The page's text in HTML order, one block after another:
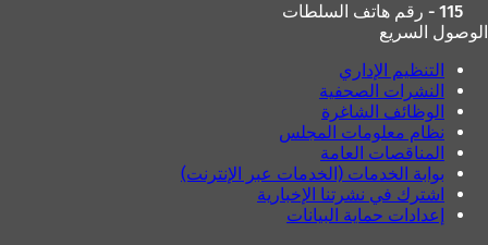
115 - رقم هاتف السلطات
الوصول السريع
التنظيم الإداري
النشرات الصحفية
الوظائف الشاغرة
نظام معلومات المجلس
المناقصات العامة
بوابة الخدمات (الخدمات عبر الإنترنت)
اشترك في نشرتنا الإخبارية
إعدادات حماية البيانات